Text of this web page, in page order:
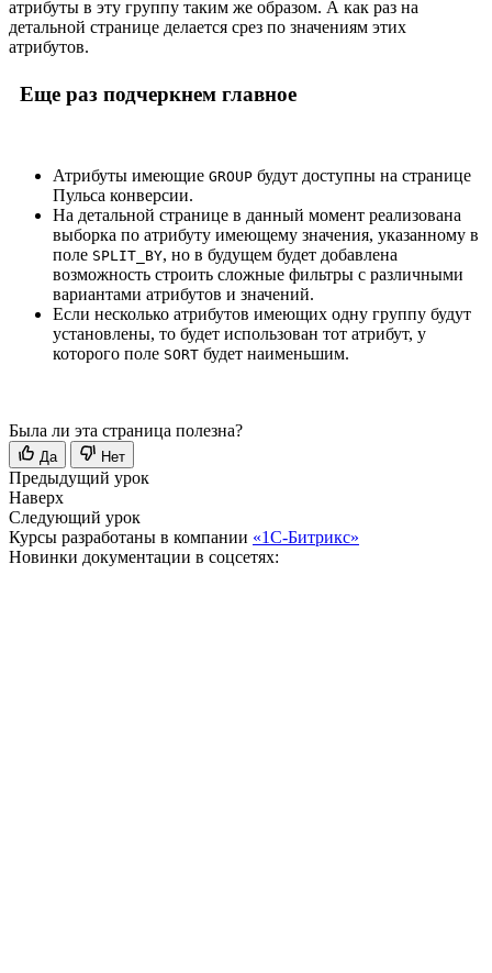
атрибуты в эту группу таким же образом. А как раз на
детальной странице делается срез по значениям этих
атрибутов.
Еще раз подчеркнем главное
Атрибуты имеющие GROUP будут доступны на странице
Пульса конверсии.
На детальной странице в данный момент реализована
выборка по атрибуту имеющему значения, указанному в
поле SPLIT_BY, но в будущем будет добавлена
возможность строить сложные фильтры с различными
вариантами атрибутов и значений.
Если несколько атрибутов имеющих одну группу будут
установлены, то будет использован тот атрибут, у
которого поле SORT будет наименьшим.
Была ли эта страница полезна?
Да Нет
Предыдущий урок
Наверх
Следующий урок
Курсы разработаны в компании «1С-Битрикс»
Новинки документации в соцсетях: